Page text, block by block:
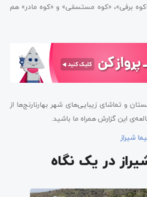
برفی»، «کوه مستسقی» و «کوه مادر» هم
و تماشای زیبایی‌های شهر بهارنارنج‌ها از
این گزارش همراه ما باشید.
شیراز
در یک نگاه